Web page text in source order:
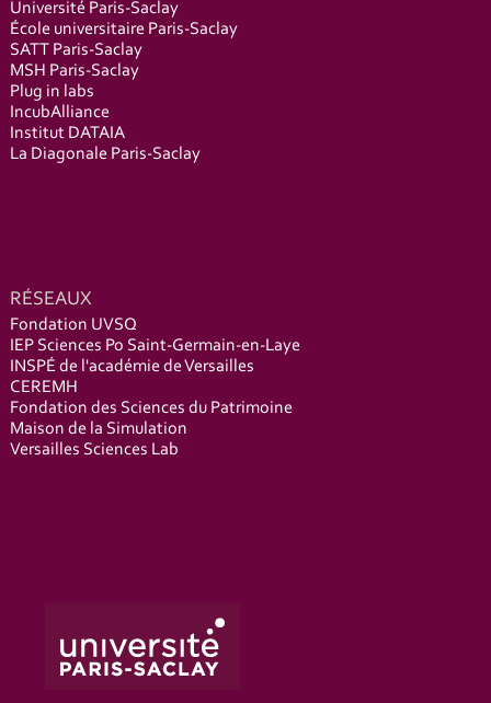
Université Paris-Saclay
École universitaire Paris-Saclay
SATT Paris-Saclay
MSH Paris-Saclay
Plug in labs
IncubAlliance
Institut DATAIA
La Diagonale Paris-Saclay
RÉSEAUX
Fondation UVSQ
IEP Sciences Po Saint-Germain-en-Laye
INSPÉ de l'académie de Versailles
CEREMH
Fondation des Sciences du Patrimoine
Maison de la Simulation
Versailles Sciences Lab